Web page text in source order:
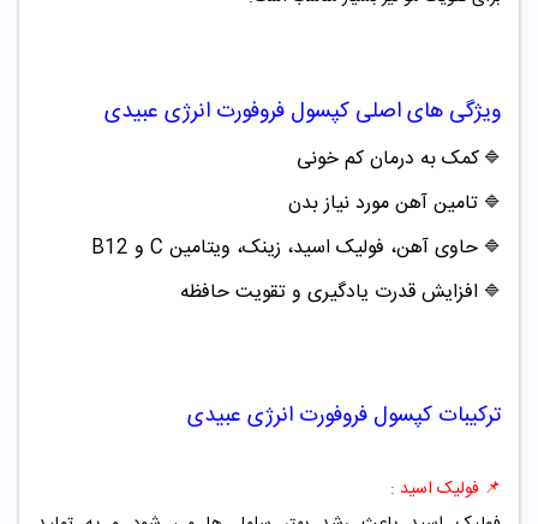
ویژگی های اصلی کپسول فروفورت انرژی عبیدی
🔷 کمک به درمان کم خونی
🔷 تامین آهن مورد نیاز بدن
🔷 حاوی آهن، فولیک اسید، زینک، ویتامین C و B12
🔷 افزایش قدرت یادگیری و تقویت حافظه
ترکیبات کپسول فروفورت انرژی عبیدی
📌 فولیک اسید :